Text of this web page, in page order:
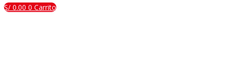
S/ 0.00 0 Carrito